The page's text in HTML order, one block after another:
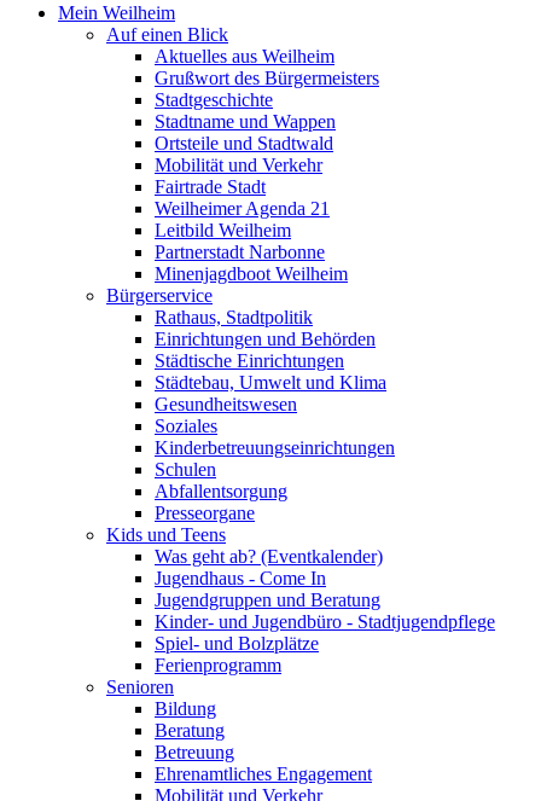
Mein Weilheim
Auf einen Blick
Aktuelles aus Weilheim
Grußwort des Bürgermeisters
Stadtgeschichte
Stadtname und Wappen
Ortsteile und Stadtwald
Mobilität und Verkehr
Fairtrade Stadt
Weilheimer Agenda 21
Leitbild Weilheim
Partnerstadt Narbonne
Minenjagdboot Weilheim
Bürgerservice
Rathaus, Stadtpolitik
Einrichtungen und Behörden
Städtische Einrichtungen
Städtebau, Umwelt und Klima
Gesundheitswesen
Soziales
Kinderbetreuungseinrichtungen
Schulen
Abfallentsorgung
Presseorgane
Kids und Teens
Was geht ab? (Eventkalender)
Jugendhaus - Come In
Jugendgruppen und Beratung
Kinder- und Jugendbüro - Stadtjugendpflege
Spiel- und Bolzplätze
Ferienprogramm
Senioren
Bildung
Beratung
Betreuung
Ehrenamtliches Engagement
Mobilität und Verkehr